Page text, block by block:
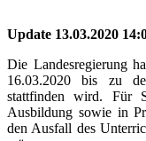
Update 13.03.2020
Die Landesregierung
16.03.2020 bis zu
stattfinden wird. Für
Ausbildung sowie in
den Ausfall des